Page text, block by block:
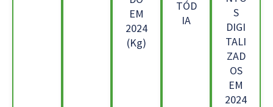
EM
2024
(Kg)
TÓD
IA
S
DIGI
TALI
ZAD
OS
EM
2024